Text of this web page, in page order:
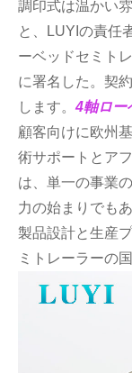
調印式は温かい
と、LUYIの責任
ーベッドセミト
に署名した。契
します。4軸ロー
顧客向けに欧州
術サポートとア
は、単一の事業
力の始まりでも
製品設計と生産
ミトレーラーの